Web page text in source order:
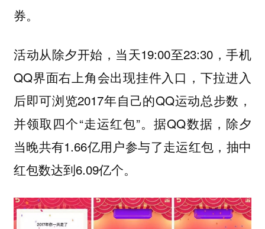
券。
活动从除夕开始，当天19:00至23:30，手机
QQ界面右上角会出现挂件入口，下拉进入
后即可浏览2017年自己的QQ运动总步数，
并领取四个“走运红包”。据QQ数据，除夕
当晚共有1.66亿用户参与了走运红包，抽中
红包数达到6.09亿个。